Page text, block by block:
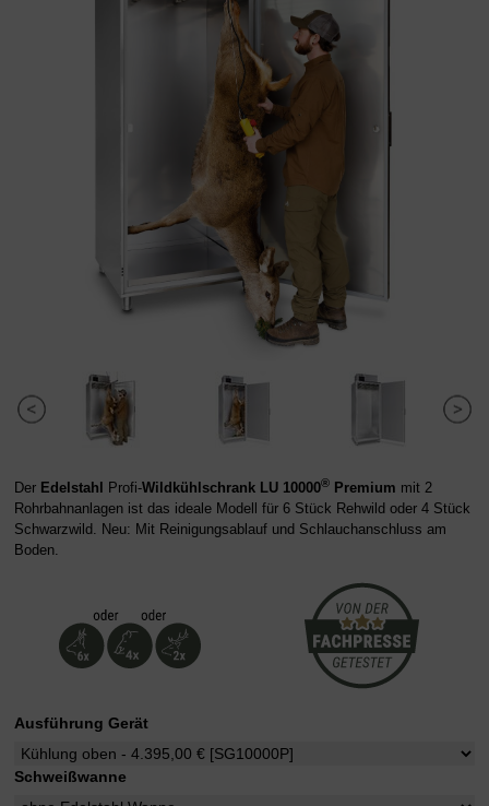
Der Edelstahl Profi-Wildkühlschrank LU 10000® Premium mit 2
Rohrbahnanlagen ist das ideale Modell für 6 Stück Rehwild oder 4 Stück
Schwarzwild. Neu: Mit Reinigungsablauf und Schlauchanschluss am
Boden.
Ausführung Gerät
Schweißwanne